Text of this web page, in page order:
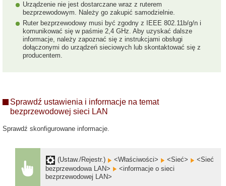
Urządzenie nie jest dostarczane wraz z ruterem
bezprzewodowym. Należy go zakupić samodzielnie.
Ruter bezprzewodowy musi być zgodny z IEEE 802.11b/g/n i
komunikować się w paśmie 2,4 GHz. Aby uzyskać dalsze
informacje, należy zapoznać się z instrukcjami obsługi
dołączonymi do urządzeń sieciowych lub skontaktować się z
producentem.
Sprawdź ustawienia i informacje na temat
bezprzewodowej sieci LAN
Sprawdź skonfigurowane informacje.
(Ustaw./Rejestr.) <Właściwości> <Sieć>
<Sieć
bezprzewodowa LAN>
<informacje o sieci
bezprzewodowej LAN>